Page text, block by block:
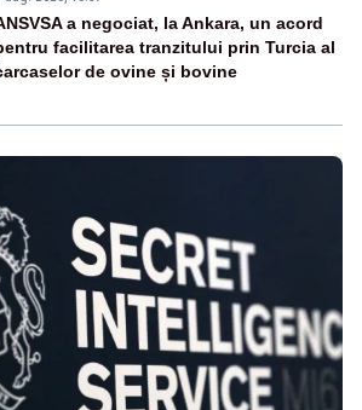
a negociat, la Ankara, un acord
facilitarea tranzitului prin Turcia al
de ovine și bovine